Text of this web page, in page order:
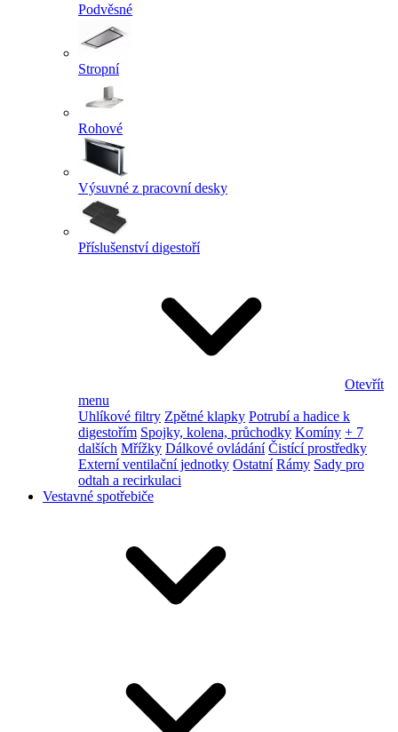
Podvěsné
Stropní
Rohové
Výsuvné z pracovní desky
Příslušenství digestoří
Otevřít
menu
Uhlíkové filtry Zpětné klapky Potrubí a hadice k
digestořím Spojky, kolena, průchodky Komíny + 7
dalších Mřížky Dálkové ovládání Čistící prostředky
Externí ventilační jednotky Ostatní Rámy Sady pro
odtah a recirkulaci
Vestavné spotřebiče